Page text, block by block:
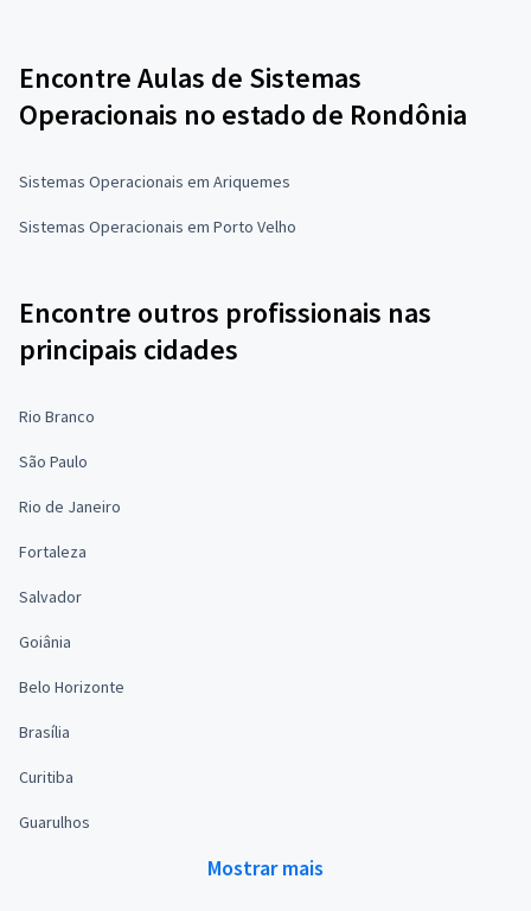
Encontre Aulas de Sistemas
Operacionais no estado de Rondônia
Sistemas Operacionais em Ariquemes
Sistemas Operacionais em Porto Velho
Encontre outros profissionais nas
principais cidades
Rio Branco
São Paulo
Rio de Janeiro
Fortaleza
Salvador
Goiânia
Belo Horizonte
Brasília
Curitiba
Guarulhos
Mostrar mais